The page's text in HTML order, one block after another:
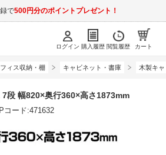
で500円分のポイントプレゼント！
ログイン 購入履歴 閲覧履歴 カート
ィス収納・棚 キャビネット・書庫 木製キ
段 幅820×奥行360×高さ1873mm
Pコード:471632